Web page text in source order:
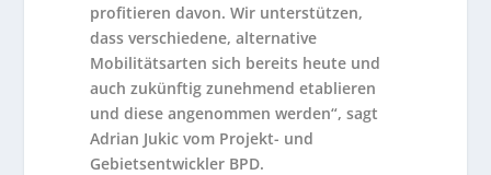
profitieren davon. Wir unterstützen,
dass verschiedene, alternative
Mobilitätsarten sich bereits heute und
auch zukünftig zunehmend etablieren
und diese angenommen werden“, sagt
Adrian Jukic vom Projekt- und
Gebietsentwickler BPD.